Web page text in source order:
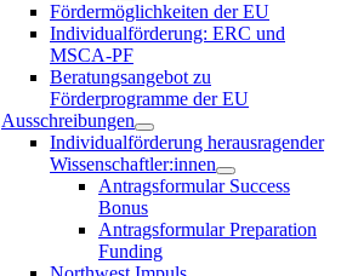
Fördermöglichkeiten der EU
Individualförderung: ERC und
MSCA-PF
Beratungsangebot zu
Förderprogramme der EU
Ausschreibungen
Individualförderung herausragender
Wissenschaftler:innen
Antragsformular Success
Bonus
Antragsformular Preparation
Funding